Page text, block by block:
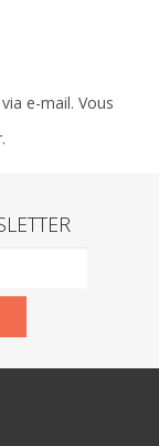
e-mail. Vous